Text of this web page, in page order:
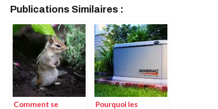
Publications Similaires :
Comment se
Pourquoi les